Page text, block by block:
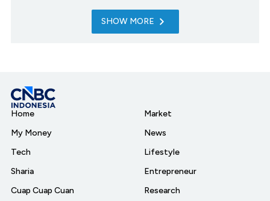
SHOW MORE
Home
My Money
Tech
Sharia
Cuap Cuap Cuan
Market
News
Lifestyle
Entrepreneur
Research